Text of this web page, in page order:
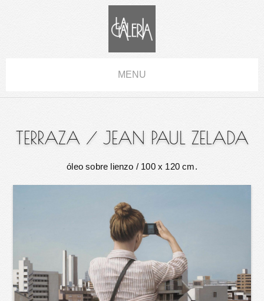
MENU
TERRAZA / JEAN PAUL ZELADA
óleo sobre lienzo / 100 x 120 cm.